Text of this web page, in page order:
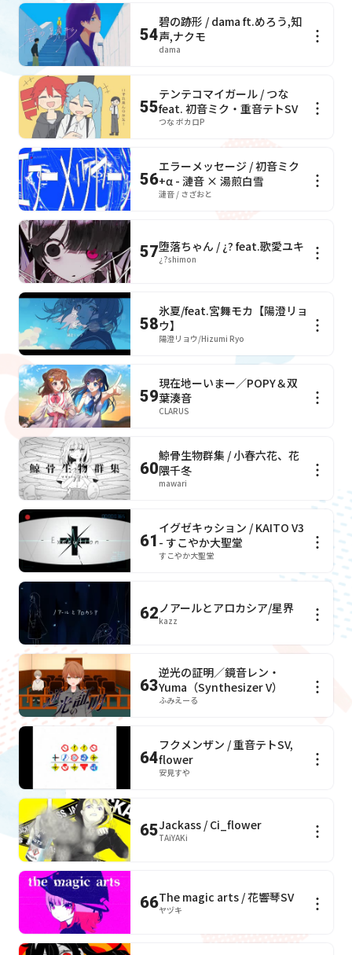
54
碧の跡形 / dama ft.めろう,知
声,ナクモ
dama
55
テンテコマイガール / つな
feat. 初音ミク・重音テトSV
つな ボカロP
56
エラーメッセージ / 初音ミク
+α - 漣音 × 湯煎白雪
漣音 / さざおと
57堕落ちゃん / ¿? feat.歌愛ユキ
¿?shimon
58
氷夏/feat.宮舞モカ【陽澄リョ
ウ】
陽澄リョウ/Hizumi Ryo
59
現在地ーいまー／POPY＆双
葉湊音
CLARUS
60
鯨骨生物群集 / 小春六花、花
隈千冬
mawari
61
イグゼキゥション / KAITO V3
- すこやか大聖堂
すこやか大聖堂
62ノアールとアロカシア/星界
kazz
63
逆光の証明／鏡音レン・
Yuma（Synthesizer V）
ふみえーる
64
フクメンザン / 重音テトSV,
flower
安見すや
65Jackass / Ci_flower
TAiYAKi
66The magic arts / 花響琴SV
ヤヅキ